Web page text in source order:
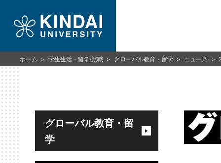
グローバル教育・留
学
ホーム 学生生活・留学/就職 グローバル教育・留学 ニュース